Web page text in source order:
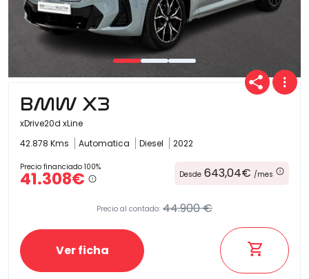
BMW X3
xDrive20d xLine
42.878 Kms
Automatica Diesel 2022
Precio financiado 100%
41.308€ Desde 643,04€ /mes
Precio al contado: 44.900 €
Ver ficha